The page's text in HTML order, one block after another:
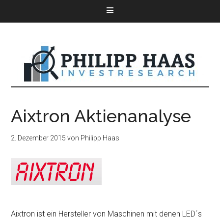
Aixtron Aktienanalyse
2. Dezember 2015 von Philipp Haas
Aixtron ist ein Hersteller von Maschinen mit denen LED´s